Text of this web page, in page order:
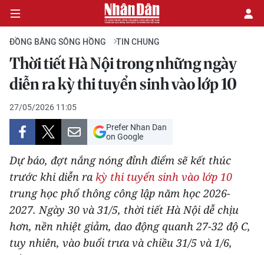
CHÍNH TRỊ
KINH TẾ
VĂN HÓA
XÃ HỘI
PHÁP LUẬT
DU LỊCH
THẾ GIỚI
ĐỒNG BẰNG SÔNG HỒNG TIN CHUNG
Thời tiết Hà Nội trong những ngày
diễn ra kỳ thi tuyển sinh vào lớp 10
27/05/2026 11:05
Prefer Nhan Dan
on Google
Dự báo, đợt nắng nóng đỉnh điểm sẽ kết thúc
trước khi diễn ra kỳ thi tuyển sinh vào lớp 10
trung học phổ thông công lập năm học 2026-
2027. Ngày 30 và 31/5, thời tiết Hà Nội dễ chịu
hơn, nền nhiệt giảm, dao động quanh 27-32 độ C,
tuy nhiên, vào buổi trưa và chiều 31/5 và 1/6,